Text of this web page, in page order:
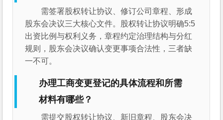
需签署股权转让协议、修订公司章程、形成
股东会决议三大核心文件。股权转让协议明确5:5
出资比例与权利义务，章程约定治理结构与分红
规则，股东会决议确认变更事项合法性，三者缺
一不可。
办理工商变更登记的具体流程和所需
材料有哪些？
需提交股权转让协议、新旧章程、股东会决